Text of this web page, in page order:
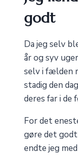
godt
Da jeg selv
år og syv
selv i fælden
stadig den
deres far i de
For det
gøre det
endte jeg